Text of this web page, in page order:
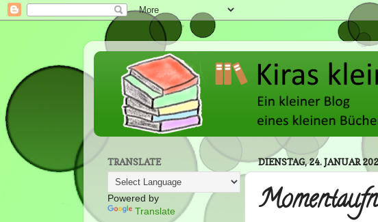
DIENSTAG, 24. JANUAR
TRANSLATE
Powered by
Translate